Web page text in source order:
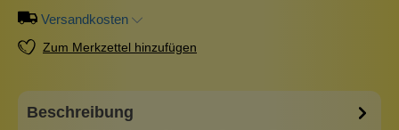
Versandkosten
Zum Merkzettel hinzufügen
Beschreibung